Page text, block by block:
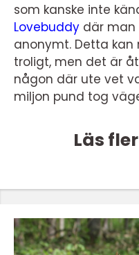
som kanske inte
Lovebuddy där man
anonymt. Detta
troligt, men det är
någon där ute vet
miljon pund tog
Läs